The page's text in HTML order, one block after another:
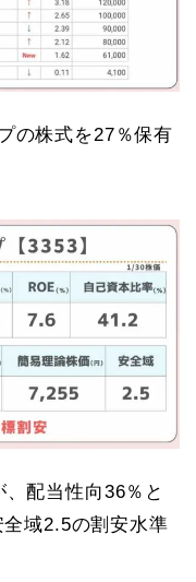
の株式を27％保有
配当性向36％と
域2.5の割安水準